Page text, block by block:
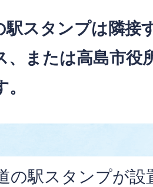
駅スタンプは隣接
、または高島市役
の駅スタンプが設